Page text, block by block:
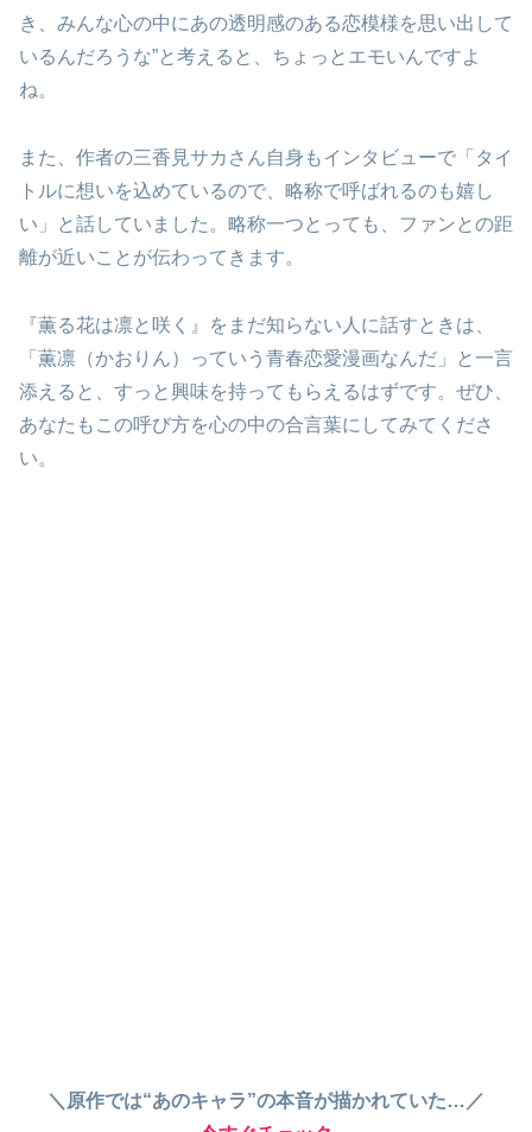
き、みんな心の中にあの透明感のある恋模様を思い出して
いるんだろうな”と考えると、ちょっとエモいんですよ
ね。
また、作者の三香見サカさん自身もインタビューで「タイ
トルに想いを込めているので、略称で呼ばれるのも嬉し
い」と話していました。略称一つとっても、ファンとの距
離が近いことが伝わってきます。
『薫る花は凛と咲く』をまだ知らない人に話すときは、
「薫凛（かおりん）っていう青春恋愛漫画なんだ」と一言
添えると、すっと興味を持ってもらえるはずです。ぜひ、
あなたもこの呼び方を心の中の合言葉にしてみてくださ
い。
＼原作では“あのキャラ”の本音が描かれていた…／